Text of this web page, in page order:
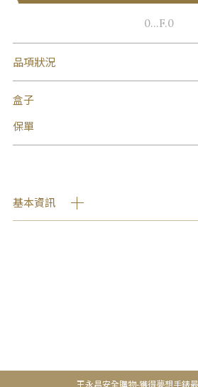
0...F.0
品項狀況
盒子
保單
基本資訊
王永昌安全購物-獲得夢想手錶